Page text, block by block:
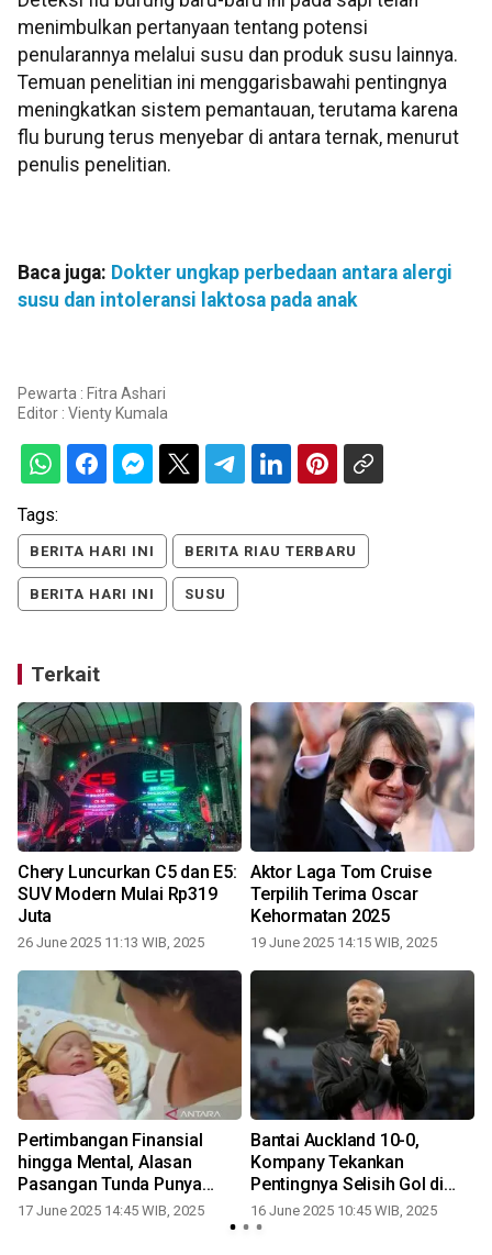
menimbulkan pertanyaan tentang potensi
penularannya melalui susu dan produk susu lainnya.
Temuan penelitian ini menggarisbawahi pentingnya
meningkatkan sistem pemantauan, terutama karena
flu burung terus menyebar di antara ternak, menurut
penulis penelitian.
Baca juga: Dokter ungkap perbedaan antara alergi
susu dan intoleransi laktosa pada anak
Pewarta : Fitra Ashari
Editor : Vienty Kumala
Tags:
BERITA HARI INI BERITA RIAU TERBARU
BERITA HARI INI SUSU
Terkait
Chery Luncurkan C5 dan E5:
SUV Modern Mulai Rp319
Juta
26 June 2025 11:13 WIB, 2025
Aktor Laga Tom Cruise
Terpilih Terima Oscar
Kehormatan 2025
19 June 2025 14:15 WIB, 2025
Pertimbangan Finansial
hingga Mental, Alasan
Pasangan Tunda Punya
Anak
17 June 2025 14:45 WIB, 2025
Bantai Auckland 10-0,
Kompany Tekankan
Pentingnya Selisih Gol di
Grup Berat
16 June 2025 10:45 WIB, 2025